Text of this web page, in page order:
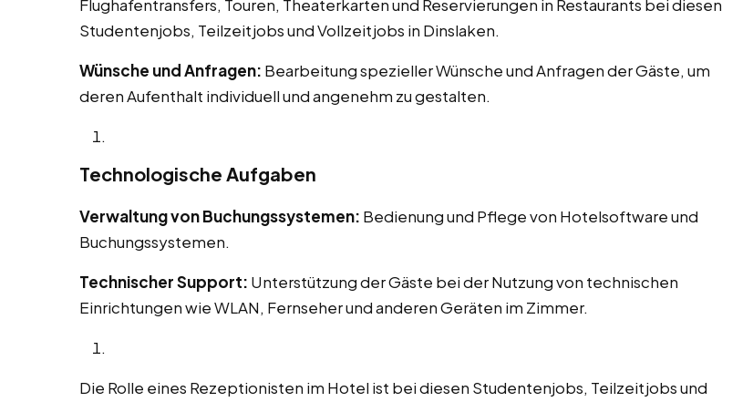
Flughafentransfers, Touren, Theaterkarten und Reservierungen in Restaurants bei diesen
Studentenjobs, Teilzeitjobs und Vollzeitjobs in Dinslaken.
Wünsche und Anfragen: Bearbeitung spezieller Wünsche und Anfragen der Gäste, um
deren Aufenthalt individuell und angenehm zu gestalten.
Technologische Aufgaben
Verwaltung von Buchungssystemen: Bedienung und Pflege von Hotelsoftware und
Buchungssystemen.
Technischer Support: Unterstützung der Gäste bei der Nutzung von technischen
Einrichtungen wie WLAN, Fernseher und anderen Geräten im Zimmer.
Die Rolle eines Rezeptionisten im Hotel ist bei diesen Studentenjobs, Teilzeitjobs und